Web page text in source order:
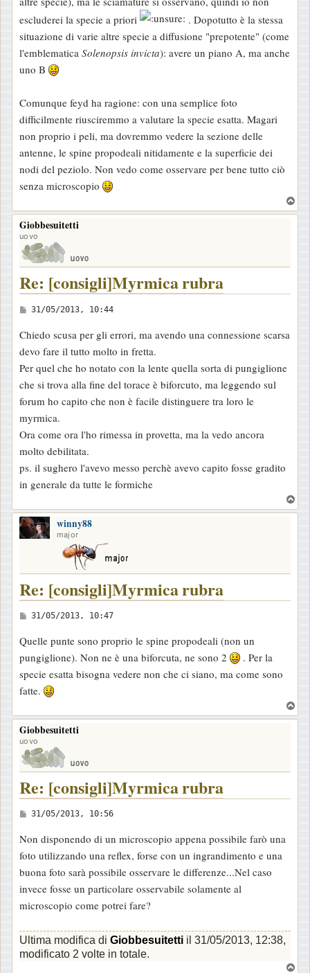
i
o
escluderei la specie a priori
. Dopotutto è la stessa
situazione di varie altre specie a diffusione "prepotente" (come
l'emblematica Solenopsis invicta): avere un piano A, ma anche
uno B
Comunque feyd ha ragione: con una semplice foto
difficilmente riusciremmo a valutare la specie esatta. Magari
non proprio i peli, ma dovremmo vedere la sezione delle
antenne, le spine propodeali nitidamente e la superficie dei
nodi del peziolo. Non vedo come osservare per bene tutto ciò
senza microscopio
o
Giobbesuitetti
uovo
Re: [consigli]Myrmica rubra
M
s
s
a
g
g
i
o
31/05/2013, 10:44
Chiedo scusa per gli errori, ma avendo una connessione scarsa
devo fare il tutto molto in fretta.
Per quel che ho notato con la lente quella sorta di pungiglione
che si trova alla fine del torace è biforcuto, ma leggendo sul
forum ho capito che non è facile distinguere tra loro le
myrmica.
Ora come ora l'ho rimessa in provetta, ma la vedo ancora
molto debilitata.
ps. il sughero l'avevo messo perchè avevo capito fosse gradito
in generale da tutte le formiche
o
winny88
major
Re: [consigli]Myrmica rubra
M
s
s
a
g
g
i
o
31/05/2013, 10:47
Quelle punte sono proprio le spine propodeali (non un
pungiglione). Non ne è una biforcuta, ne sono 2
. Per la
specie esatta bisogna vedere non che ci siano, ma come sono
fatte.
o
Giobbesuitetti
uovo
Re: [consigli]Myrmica rubra
M
s
s
a
g
g
i
o
31/05/2013, 10:56
Non disponendo di un microscopio appena possibile farò una
foto utilizzando una reflex, forse con un ingrandimento e una
buona foto sarà possibile osservare le differenze...Nel caso
invece fosse un particolare osservabile solamente al
microscopio come potrei fare?
Ultima modifica di Giobbesuitetti il 31/05/2013, 12:38,
modificato 2 volte in totale.